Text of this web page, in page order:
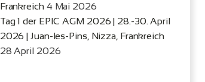
Frankreich 4 Mai 2026
Tag 1 der EPIC AGM 2026 | 28.-30. April
2026 | Juan-les-Pins, Nizza, Frankreich
28 April 2026